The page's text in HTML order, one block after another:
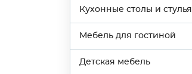
Кухонные столы и стулья
Мебель для гостиной
Детская мебель